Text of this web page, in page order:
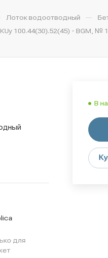
Лоток водоотводный —
100.44(30).52(45) - BGМ, №
В
для